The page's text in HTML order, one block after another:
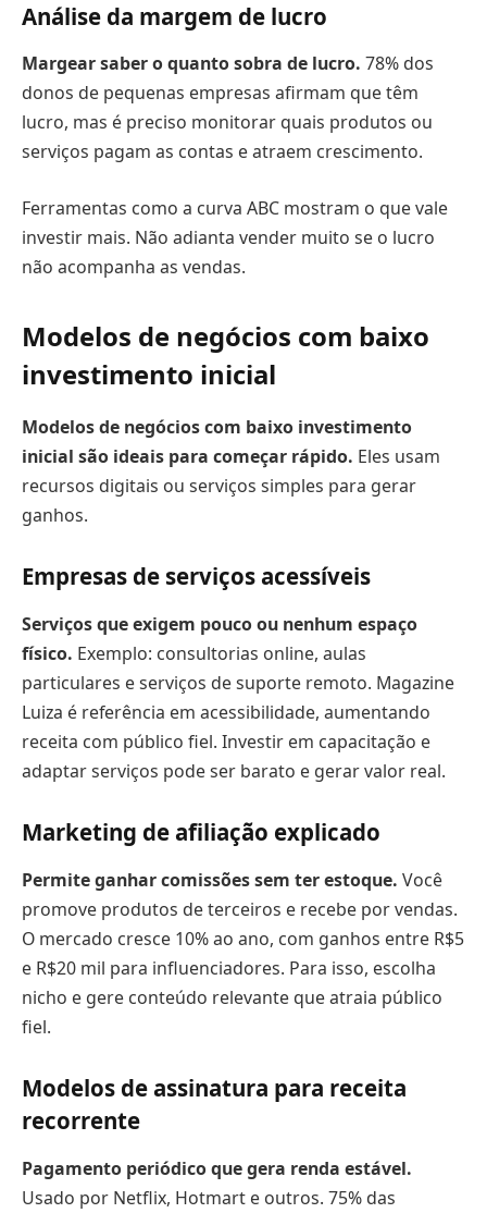
Análise da margem de lucro
Margear saber o quanto sobra de lucro. 78% dos
donos de pequenas empresas afirmam que têm
lucro, mas é preciso monitorar quais produtos ou
serviços pagam as contas e atraem crescimento.
Ferramentas como a curva ABC mostram o que vale
investir mais. Não adianta vender muito se o lucro
não acompanha as vendas.
Modelos de negócios com baixo
investimento inicial
Modelos de negócios com baixo investimento
inicial são ideais para começar rápido. Eles usam
recursos digitais ou serviços simples para gerar
ganhos.
Empresas de serviços acessíveis
Serviços que exigem pouco ou nenhum espaço
físico. Exemplo: consultorias online, aulas
particulares e serviços de suporte remoto. Magazine
Luiza é referência em acessibilidade, aumentando
receita com público fiel. Investir em capacitação e
adaptar serviços pode ser barato e gerar valor real.
Marketing de afiliação explicado
Permite ganhar comissões sem ter estoque. Você
promove produtos de terceiros e recebe por vendas.
O mercado cresce 10% ao ano, com ganhos entre R$5
e R$20 mil para influenciadores. Para isso, escolha
nicho e gere conteúdo relevante que atraia público
fiel.
Modelos de assinatura para receita
recorrente
Pagamento periódico que gera renda estável.
Usado por Netflix, Hotmart e outros. 75% das